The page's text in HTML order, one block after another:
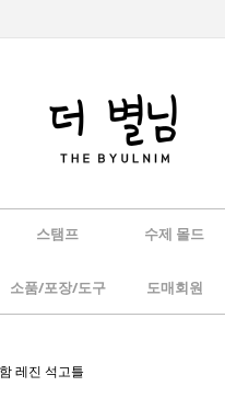
스탬프 수제 몰드
소품/포장/도구 도매회원
레진 석고틀